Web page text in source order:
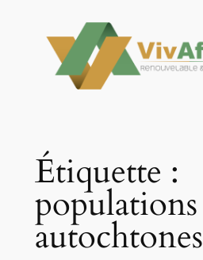
contenu
Étiquette :
populations
autochtones